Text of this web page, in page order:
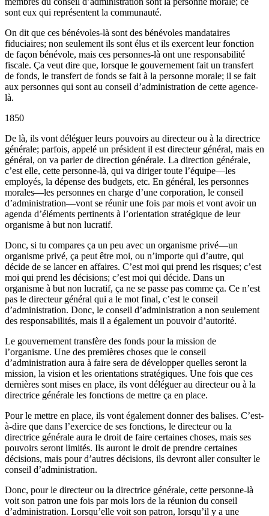
sont eux qui représentent la communauté.
On dit que ces bénévoles-là sont des bénévoles mandataires
fiduciaires; non seulement ils sont élus et ils exercent leur fonction
de façon bénévole, mais ces personnes-là ont une responsabilité
fiscale. Ça veut dire que, lorsque le gouvernement fait un transfert
de fonds, le transfert de fonds se fait à la personne morale; il se fait
aux personnes qui sont au conseil d’administration de cette agence-
là.
1850
De là, ils vont déléguer leurs pouvoirs au directeur ou à la directrice
générale; parfois, appelé un président il est directeur général, mais en
général, on va parler de direction générale. La direction générale,
c’est elle, cette personne-là, qui va diriger toute l’équipe—les
employés, la dépense des budgets, etc. En général, les personnes
morales—les personnes en charge d’une corporation, le conseil
d’administration—vont se réunir une fois par mois et vont avoir un
agenda d’éléments pertinents à l’orientation stratégique de leur
organisme à but non lucratif.
Donc, si tu compares ça un peu avec un organisme privé—un
organisme privé, ça peut être moi, ou n’importe qui d’autre, qui
décide de se lancer en affaires. C’est moi qui prend les risques; c’est
moi qui prend les décisions; c’est moi qui décide. Dans un
organisme à but non lucratif, ça ne se passe pas comme ça. Ce n’est
pas le directeur général qui a le mot final, c’est le conseil
d’administration. Donc, le conseil d’administration a non seulement
des responsabilités, mais il a également un pouvoir d’autorité.
Le gouvernement transfère des fonds pour la mission de
l’organisme. Une des premières choses que le conseil
d’administration aura à faire sera de développer quelles seront la
mission, la vision et les orientations stratégiques. Une fois que ces
dernières sont mises en place, ils vont déléguer au directeur ou à la
directrice générale les fonctions de mettre ça en place.
Pour le mettre en place, ils vont également donner des balises. C’est-
à-dire que dans l’exercice de ses fonctions, le directeur ou la
directrice générale aura le droit de faire certaines choses, mais ses
pouvoirs seront limités. Ils auront le droit de prendre certaines
décisions, mais pour d’autres décisions, ils devront aller consulter le
conseil d’administration.
Donc, pour le directeur ou la directrice générale, cette personne-là
voit son patron une fois par mois lors de la réunion du conseil
d’administration. Lorsqu’elle voit son patron, lorsqu’il y a une